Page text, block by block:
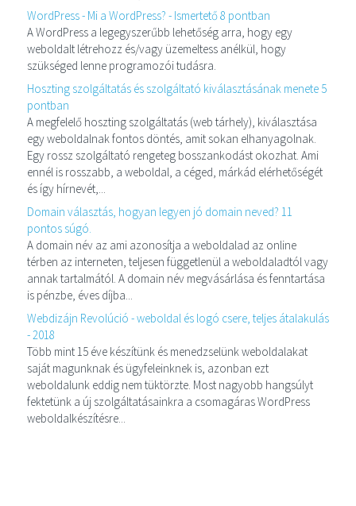
WordPress - Mi a WordPress? - Ismertető 8 pontban
A WordPress a legegyszerűbb lehetőség arra, hogy egy
weboldalt létrehozz és/vagy üzemeltess anélkül, hogy
szükséged lenne programozói tudásra.
Hoszting szolgáltatás és szolgáltató kiválasztásának menete 5
pontban
A megfelelő hoszting szolgáltatás (web tárhely), kiválasztása
egy weboldalnak fontos döntés, amit sokan elhanyagolnak.
Egy rossz szolgáltató rengeteg bosszankodást okozhat. Ami
ennél is rosszabb, a weboldal, a céged, márkád elérhetőségét
és így hírnevét,...
Domain választás, hogyan legyen jó domain neved? 11
pontos súgó.
A domain név az ami azonosítja a weboldalad az online
térben az interneten, teljesen függetlenül a weboldaladtól vagy
annak tartalmától. A domain név megvásárlása és fenntartása
is pénzbe, éves díjba...
Webdizájn Revolúció - weboldal és logó csere, teljes átalakulás
- 2018
Több mint 15 éve készítünk és menedzselünk weboldalakat
saját magunknak és ügyfeleinknek is, azonban ezt
weboldalunk eddig nem tüktörzte. Most nagyobb hangsúlyt
fektetünk a új szolgáltatásainkra a csomagáras WordPress
weboldalkészítésre...